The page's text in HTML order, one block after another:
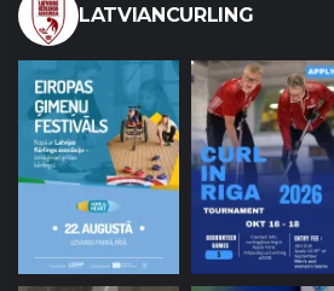
LATVIANCURLING